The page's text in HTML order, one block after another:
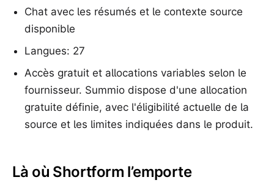
Chat avec les résumés et le contexte source
disponible
Langues: 27
Accès gratuit et allocations variables selon le
fournisseur. Summio dispose d'une allocation
gratuite définie, avec l'éligibilité actuelle de la
source et les limites indiquées dans le produit.
Là où Shortform l’emporte